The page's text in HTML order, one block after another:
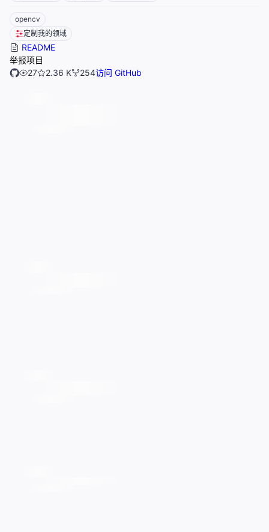
opencv
定制我的领域
README
举报项目
27
2.36 K 254访问 GitHub